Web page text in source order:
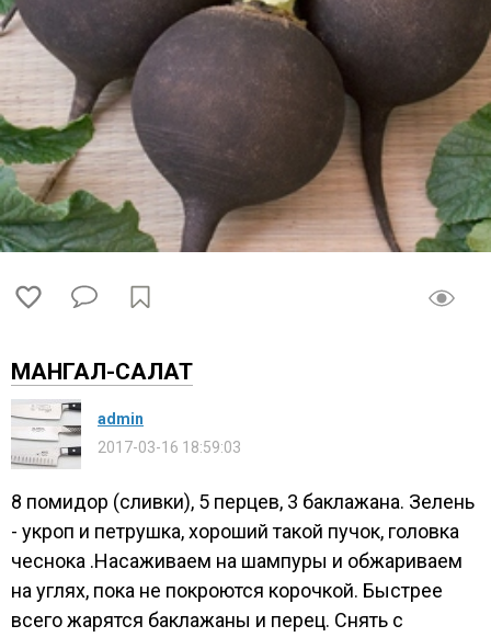
МАНГАЛ-САЛАТ
admin
2017-03-16 18:59:03
8 помидор (сливки), 5 перцев, 3 баклажана. Зелень
- укроп и петрушка, хороший такой пучок, головка
чеснока .Насаживаем на шампуры и обжариваем
на углях, пока не покроются корочкой. Быстрее
всего жарятся баклажаны и перец. Снять с